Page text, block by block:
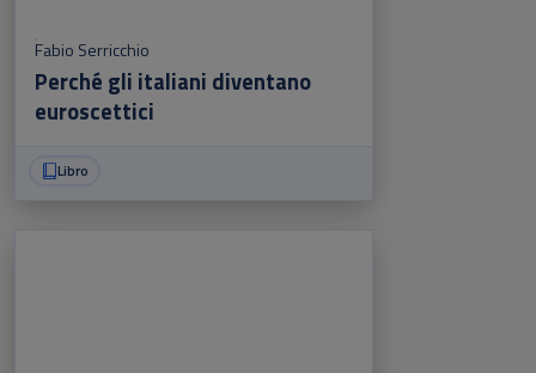
Fabio Serricchio
Perché gli italiani diventano
euroscettici
Libro